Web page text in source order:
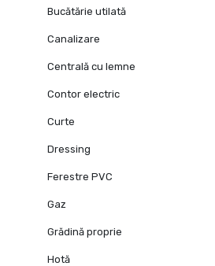
Bucătărie utilată
Canalizare
Centrală cu lemne
Contor electric
Curte
Dressing
Ferestre PVC
Gaz
Grădină proprie
Hotă